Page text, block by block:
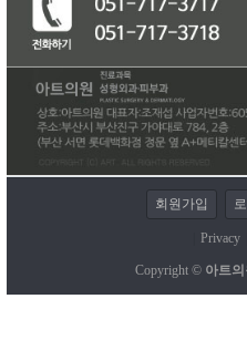
회원가입
Privacy
Copyright © 아트의